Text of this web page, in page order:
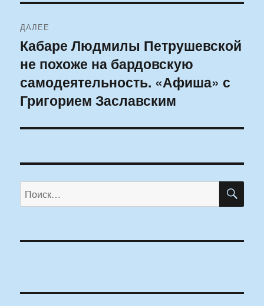
ДАЛЕЕ
Следующая
запись:
Кабаре Людмилы Петрушевской
не похоже на бардовскую
самодеятельность. «Афиша» с
Григорием Заславским
Искать: